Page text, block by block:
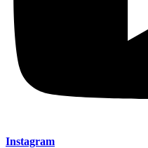
Instagram